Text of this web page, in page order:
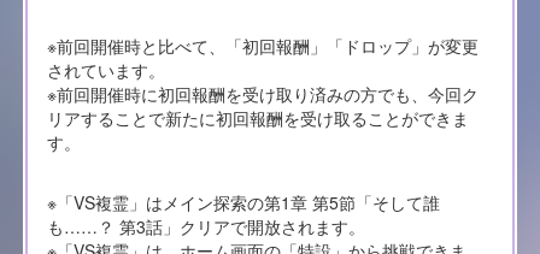
※前回開催時と比べて、「初回報酬」「ドロップ」が変更
されています。
※前回開催時に初回報酬を受け取り済みの方でも、今回ク
リアすることで新たに初回報酬を受け取ることができま
す。
※「VS複霊」はメイン探索の第1章 第5節「そして誰
も……？ 第3話」クリアで開放されます。